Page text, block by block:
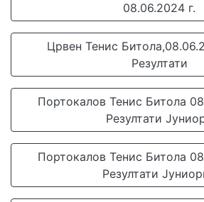
08.06.2024 г.
Црвен Тенис
Резултати
Портокалов Тенис Битола
Резултати
Портокалов Тенис Битола
Резултати